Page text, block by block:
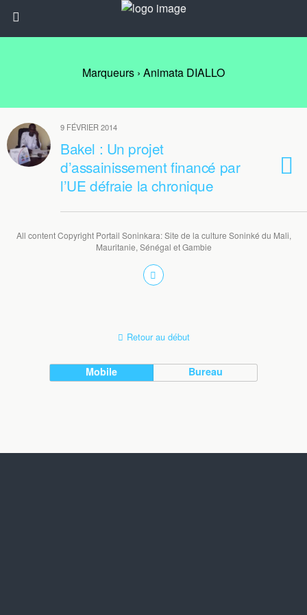
Marqueurs › Animata DIALLO
9 FÉVRIER 2014
Bakel : Un projet
d’assainissement financé par
l’UE défraie la chronique
All content Copyright Portail Soninkara: Site de la culture Soninké du Mali,
Mauritanie, Sénégal et Gambie
Retour au début
Mobile Bureau